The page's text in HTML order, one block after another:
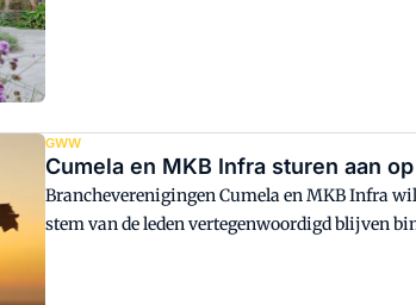
GWW
Cumela en MKB Infra sturen aan
Brancheverenigingen Cumela en MKB Infra
stem van de leden vertegenwoordigd blijven